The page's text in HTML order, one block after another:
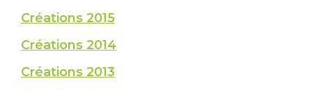
Créations 2015
Créations 2014
Créations 2013